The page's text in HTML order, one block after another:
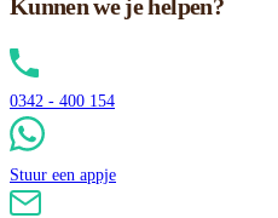
Kunnen we je helpen?
0342 - 400 154
Stuur een appje